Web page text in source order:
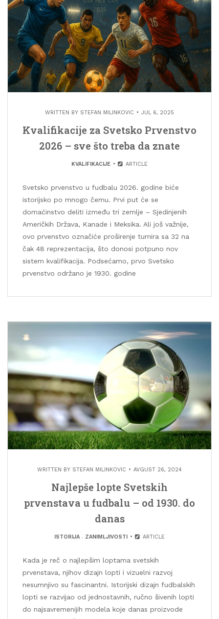
WRITTEN BY STEFAN MILINKOVIC JUL 6, 2025
Kvalifikacije za Svetsko Prvenstvo
2026 – sve što treba da znate
KVALIFIKACIJE ARTICLE
Svetsko prvenstvo u fudbalu 2026. godine biće
istorijsko po mnogo čemu. Prvi put će se
domaćinstvo deliti između tri zemlje – Sjedinjenih
Američkih Država, Kanade i Meksika. Ali još važnije,
ovo prvenstvo označiće proširenje turnira sa 32 na
čak 48 reprezentacija, što donosi potpuno nov
sistem kvalifikacija. Podsećamo, prvo Svetsko
prvenstvo održano je 1930. godine
WRITTEN BY STEFAN MILINKOVIC AVGUST 26, 2024
Najlepše lopte Svetskih
prvenstava u fudbalu – od 1930. do
danas
ISTORIJA . ZANIMLJIVOSTI ARTICLE
Kada je reč o najlepšim loptama svetskih
prvenstava, njihov dizajn lopti i vizuelni razvoj
nesumnjivo su fascinantni. Istorijski dizajn fudbalskih
lopti se razvijao od jednostavnih, ručno šivenih lopti
do najsavremenijih modela koje danas proizvode